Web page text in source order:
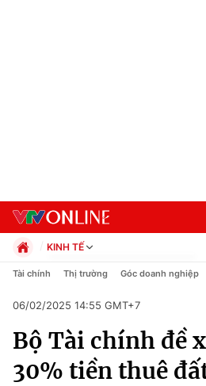
Chuyên mục
Chính trị
KINH TẾ
Chính trị
Pháp luật
Kinh tế
Thể thao
Truyền hình
Tài chính Thị trường Góc doanh nghiệp
06/02/2025 14:55 GMT+7
Bộ Tài chính đề
30% tiền thuê